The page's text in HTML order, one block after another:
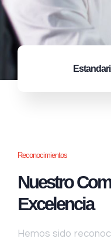
Reconocimientos
Nuestro
Excelencia
Hemos sido